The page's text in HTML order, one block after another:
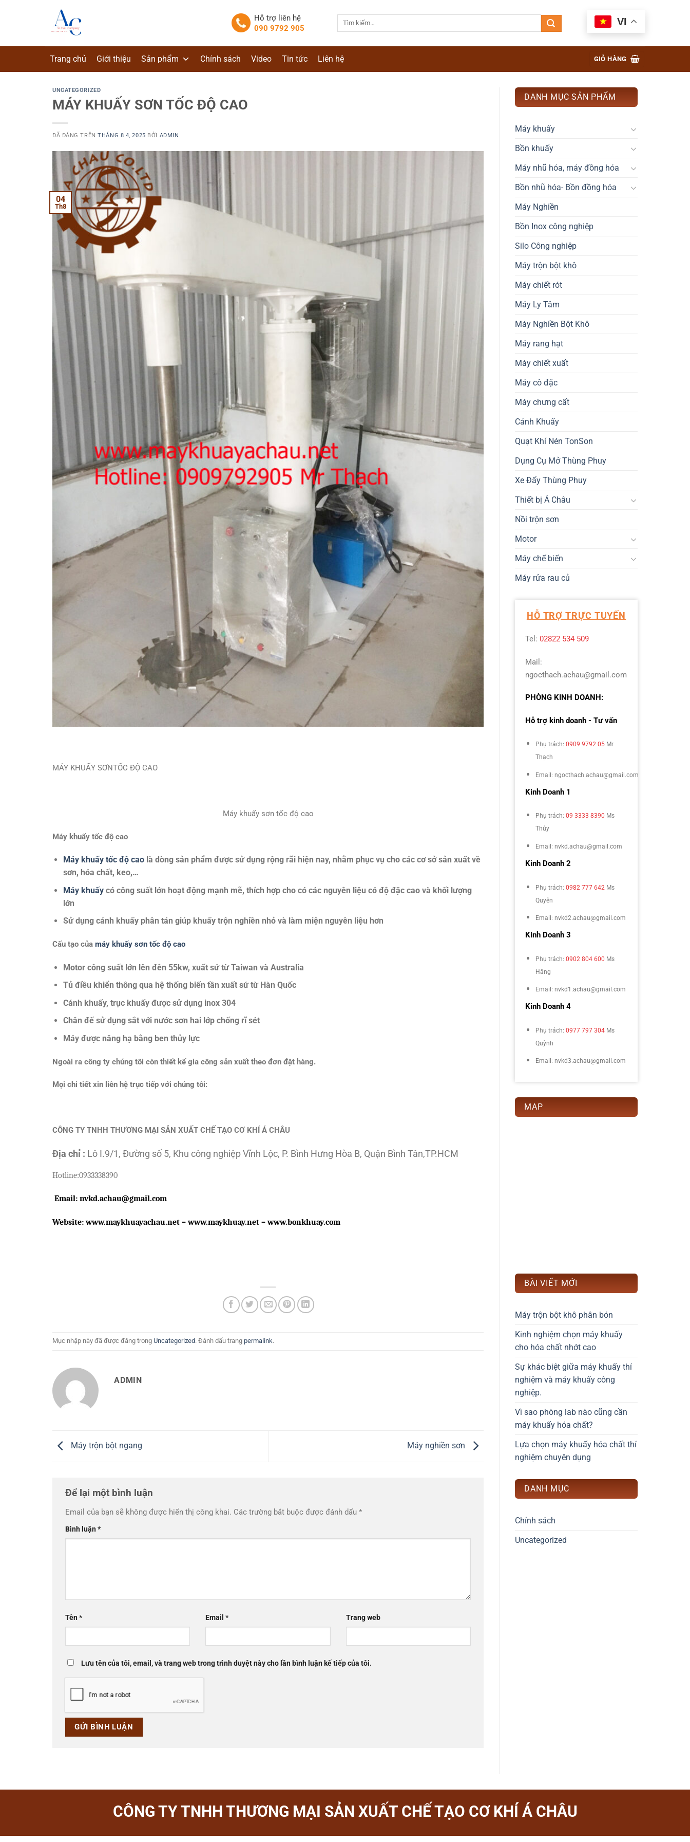
dung
Hỗ trợ liên hệ
090 9792 905
VI
Trang chủ Giới thiệu Sản phẩm Chính sách Video Tin tức Liên hệ GIỎ HÀNG
UNCATEGORIZED
MÁY KHUẤY SƠN TỐC ĐỘ CAO
ĐÃ ĐĂNG TRÊNTHÁNG 8 4, 2025 BỞI ADMIN
04
Th8
MÁY KHUẤY SƠNTỐC ĐỘ CAO
Máy khuấy sơn tốc độ cao
Máy khuấy tốc độ cao
Máy khuấy tốc độ caolà dòng sản phẩm được sử dụng rộng rãi hiện nay, nhằm phục vụ cho các cơ sở sản xuất về
sơn, hóa chất, keo,…
Máy khuấycó công suất lớn hoạt động mạnh mẽ, thích hợp cho có các nguyên liệu có độ đặc cao và khối lượng
lớn
Sử dụng cánh khuấy phân tán giúp khuấy trộn nghiền nhỏ và làm miện nguyên liệu hơn
​Cấu tạo của máy khuấy sơn tốc độ cao
Motor công suất lớn lên đên 55kw, xuất sứ từ Taiwan và Australia
Tủ điều khiển thông qua hệ thống biến tần xuất sứ từ Hàn Quốc
Cánh khuấy, trục khuấy được sử dụng inox 304
Chân đế sử dụng sắt với nước sơn hai lớp chống rĩ sét
Máy được nâng hạ bằng ben thủy lực
​Ngoài ra công ty chúng tôi còn thiết kế gia công sản xuất theo đơn đặt hàng.
Mọi chi tiết xin liên hệ trục tiếp với chúng tôi:
CÔNG TY TNHH THƯƠNG MẠI SẢN XUẤT CHẾ TẠO CƠ KHÍ Á CHÂU
Địa chỉ : Lô I.9/1, Đường số 5, Khu công nghiệp Vĩnh Lộc, P. Bình Hưng Hòa B, Quận Bình Tân,TP.HCM
Hotline:0933338390
Email: nvkd.achau@gmail.com
Website: www.maykhuayachau.net – www.maykhuay.net – www.bonkhuay.com
Mục nhập này đã được đăng trong Uncategorized. Đánh dấu trang permalink.
ADMIN
Máy trộn bột ngang Máy nghiền sơn
Để lại một bình luận
Email của bạn sẽ không được hiển thị công khai. Các trường bắt buộc được đánh dấu *
Bình luận*
Tên* Email* Trang web
Lưu tên của tôi, email, và trang web trong trình duyệt này cho lần bình luận kế tiếp của tôi.
DANH MỤC SẢN PHẨM
Máy khuấy
Bồn khuấy
Máy nhũ hóa, máy đồng hóa
Bồn nhũ hóa- Bồn đồng hóa
Máy Nghiền
Bồn Inox công nghiệp
Silo Công nghiệp
Máy trộn bột khô
Máy chiết rót
Máy Ly Tâm
Máy Nghiền Bột Khô
Máy rang hạt
Máy chiết xuất
Máy cô đặc
Máy chưng cất
Cánh Khuấy
Quạt Khí Nén TonSon
Dụng Cụ Mở Thùng Phuy
Xe Đẩy Thùng Phuy
Thiết bị Á Châu
Nồi trộn sơn
Motor
Máy chế biến
Máy rửa rau củ
HỖ TRỢ TRỰC TUYẾN
Tel: 02822 534 509
Mail:
ngocthach.achau@gmail.com
PHÒNG KINH DOANH:
Hỗ trợ kinh doanh - Tư vấn
Phụ trách: 0909 9792 05 Mr
Thạch
Email: ngocthach.achau@gmail.com
Kinh Doanh 1
Phụ trách: 09 3333 8390 Ms
Thúy
Email: nvkd.achau@gmail.com
Kinh Doanh 2
Phụ trách: 0982 777 642 Ms
Quyên
Email: nvkd2.achau@gmail.com
Kinh Doanh 3
Phụ trách: 0902 804 600 Ms
Hằng
Email: nvkd1.achau@gmail.com
Kinh Doanh 4
Phụ trách: 0977 797 304 Ms
Quỳnh
Email: nvkd3.achau@gmail.com
MAP
BÀI VIẾT MỚI
Máy trộn bột khô phân bón
Kinh nghiệm chọn máy khuấy
cho hóa chất nhớt cao
Sự khác biệt giữa máy khuấy thí
nghiệm và máy khuấy công
nghiệp.
Vì sao phòng lab nào cũng cần
máy khuấy hóa chất?
Lựa chọn máy khuấy hóa chất thí
nghiệm chuyên dụng
DANH MỤC
Chính sách
Uncategorized
CÔNG TY TNHH THƯƠNG MẠI SẢN XUẤT CHẾ TẠO CƠ KHÍ Á CHÂU